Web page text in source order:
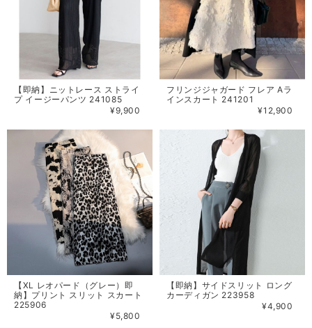
【即納】ニットレース ストライ
プ イージーパンツ 241085
¥9,900
フリンジジャガード フレア Aラ
インスカート 241201
¥12,900
【XL レオパード（グレー）即
納】プリント スリット スカート
225906
¥5,800
【即納】サイドスリット ロング
カーディガン 223958
¥4,900